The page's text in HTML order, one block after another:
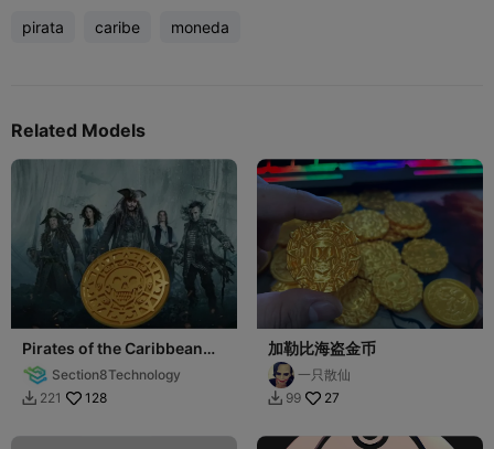
pirata caribe moneda
Related Models
Pirates of the Caribbean
CoinSection8Technology
 221 128
加勒比海盗金币
一只散仙
 99 27